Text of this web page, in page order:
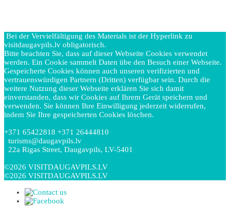
Bei der Vervielfältigung des Materials ist der Hyperlink zu
visitdaugavpils.lv obligatorisch.
Bitte beachten Sie, dass auf dieser Webseite Cookies verwendet
werden. Ein Cookie sammelt Daten übe den Besuch einer Webseite.
Gespeicherte Cookies können auch unseren verifizierten und
vertrauenswürdigen Partnern (Dritten) verfügbar sein. Durch die
weitere Nutzung dieser Webseite erklären Sie sich damit
einverstanden, dass wir Cookies auf Ihrem Gerät speichern und
verwenden. Sie können Ihre Einwilligung jederzeit widerrufen,
indem Sie Ihre gespeicherten Cookies löschen.
+371 65422818 +371 26444810
turisms@daugavpils.lv
22a Rigas Street, Daugavpils, LV-5401
©2026 VISITDAUGAVPILS.LV
©2026 VISITDAUGAVPILS.LV